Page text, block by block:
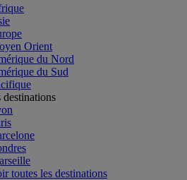
Orient
du Nord
du Sud
destinations
toutes les destinations